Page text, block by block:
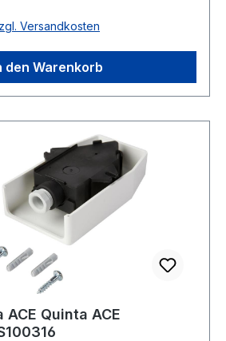
Versandkosten
den Warenkorb
ACE Quinta ACE